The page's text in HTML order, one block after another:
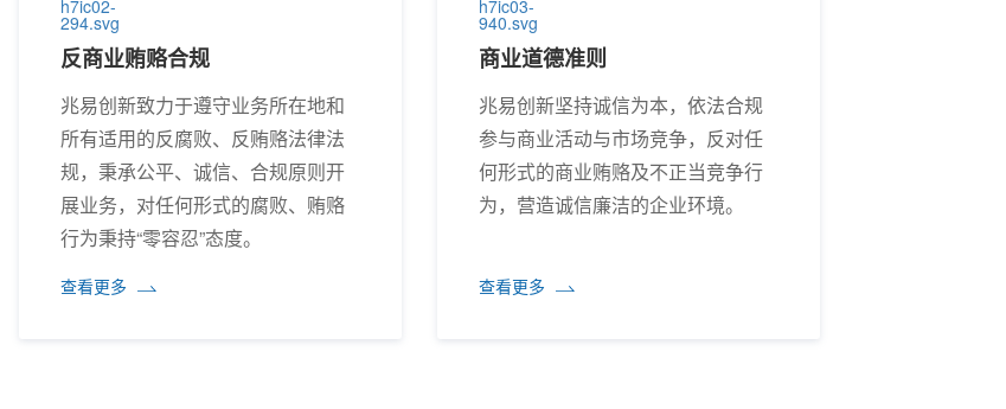
反商业贿赂合规
兆易创新致力于遵守业务所在地和
所有适用的反腐败、反贿赂法律法
规，秉承公平、诚信、合规原则开
展业务，对任何形式的腐败、贿赂
行为秉持“零容忍”态度。
查看更多
商业道德准则
兆易创新坚持诚信为本，依法合规
参与商业活动与市场竞争，反对任
何形式的商业贿赂及不正当竞争行
为，营造诚信廉洁的企业环境。
查看更多